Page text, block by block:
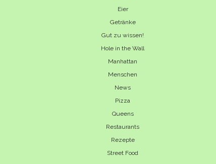
Eier
Getränke
Gut zu wissen!
Hole in the Wall
Manhattan
Menschen
News
Pizza
Queens
Restaurants
Rezepte
Street Food